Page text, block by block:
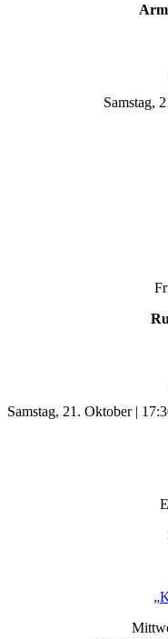
Samstag,
Samstag, 21. Oktober |